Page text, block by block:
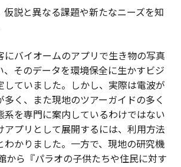
仮説と異なる課題や新たなニーズを知
にバイオームのアプリで生き物の写真
、そのデータを環境保全に生かすビジ
していました。しかし、実際は電波が
く、また現地のツアーガイドの多く
系を専門に案内しているわけではない
アプリとして展開するには、利用方法
わかりました。一方で、現地の研究機
から『パラオの子供たちや住民に対す